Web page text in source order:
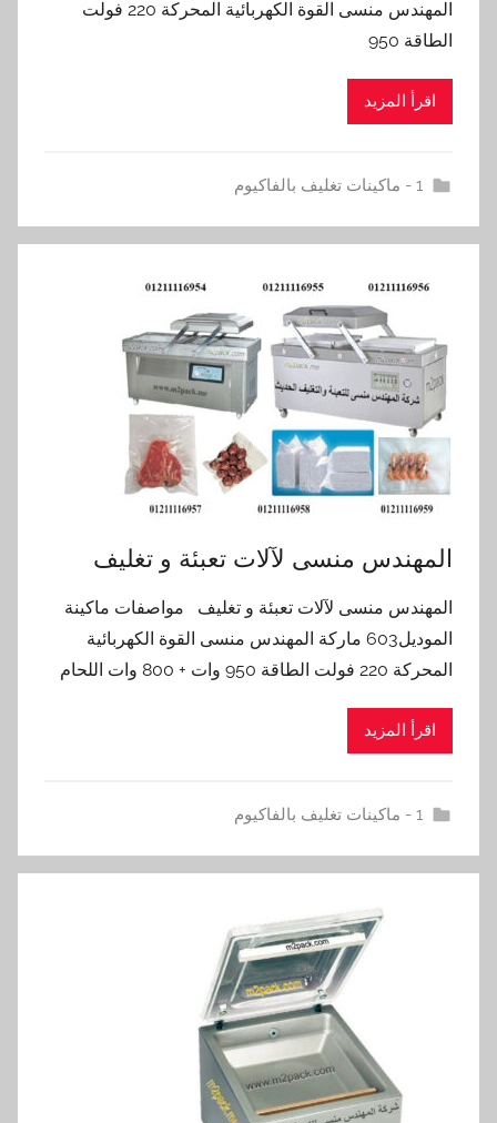
المهندس منسى القوة الكهربائية المحركة 220 فولت
الطاقة 950
اقرأ المزيد
1 - ماكينات تغليف بالفاكيوم
‏‏المهندس منسى لآلات تعبئة و تغليف
‏‏المهندس منسى لآلات تعبئة و تغليف مواصفات ماكينة
الموديل603 ماركة المهندس منسى القوة الكهربائية
المحركة 220 فولت الطاقة 950 وات + 800 وات اللحام
اقرأ المزيد
1 - ماكينات تغليف بالفاكيوم